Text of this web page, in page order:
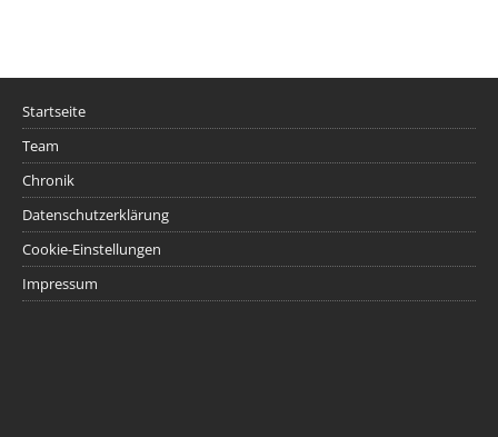
Startseite
Team
Chronik
Datenschutzerklärung
Cookie-Einstellungen
Impressum